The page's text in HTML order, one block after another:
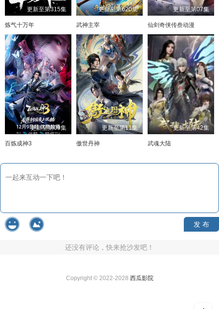
更新至第315集
炼气十万年
更新至第620集
武神主宰
更新至第07集
仙剑奇侠传叁动漫
更新至第09集
百炼成神3
更新至第11集
傲世丹神
更新至第42集
武魂大陆
发 布
还没有评论，快来抢沙发吧！
Copyright © 2022-2028 西瓜影院